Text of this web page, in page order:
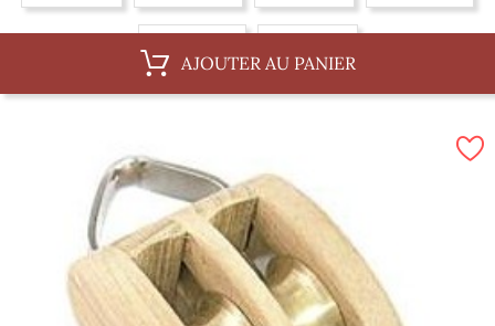
AJOUTER AU PANIER